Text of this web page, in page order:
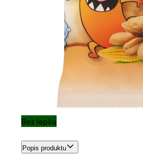
Bez lepku
Popis produktu